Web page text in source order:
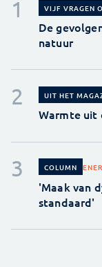
VIJF VRAGEN
De
natuur
UIT HET
Warmte uit
COLUMN
'Maak van
standaard'